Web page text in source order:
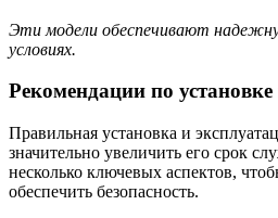
Эти модели обеспечивают
условиях.
Рекомендации по
Правильная установка и
значительно увеличить его срок
несколько ключевых аспектов,
обеспечить безопасность.